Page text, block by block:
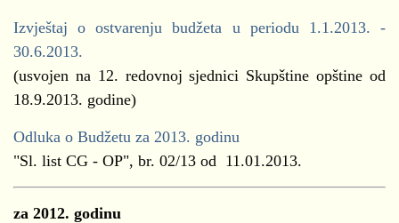
Izvještaj o ostvarenju budžeta u periodu 1.1.2013. -
30.6.2013.
(usvojen na 12. redovnoj sjednici Skupštine opštine od
18.9.2013. godine)
Odluka o Budžetu za 2013. godinu
"Sl. list CG - OP", br. 02/13 od 11.01.2013.
za 2012. godinu